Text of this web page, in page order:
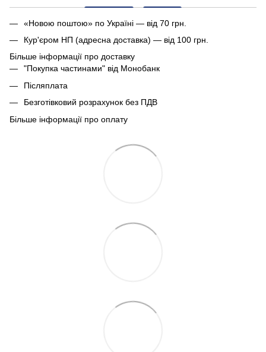
«Новою поштою» по Україні — від 70 грн.
Кур'єром НП (адресна доставка) — від 100 грн.
Більше інформації про доставку
"Покупка частинами" від Монобанк
Післяплата
Безготівковий розрахунок без ПДВ
Більше інформації про оплату